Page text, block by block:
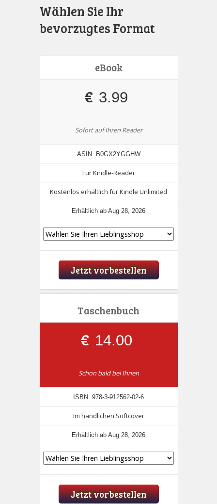
Wählen Sie Ihr
bevorzugtes Format
eBook
€ 3.99
Sofort auf Ihren Reader
ASIN: B0GX2YGGHW
Für Kindle-Reader
Kostenlos erhältlich für Kindle Unlimited
Erhältlich ab Aug 28, 2026
Jetzt vorbestellen
Taschenbuch
€ 14.00
Schon bald bei Ihnen
ISBN: 978-3-912562-02-6
Im handlichen Softcover
Erhältlich ab Aug 28, 2026
Jetzt vorbestellen